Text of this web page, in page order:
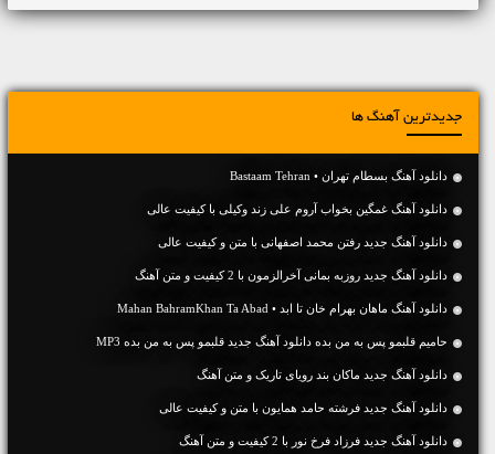
جدیدترین آهنگ ها
دانلود آهنگ بسطام تهران • Bastaam Tehran
دانلود آهنگ غمگین بخواب آروم علی زند وکیلی با کیفیت عالی
دانلود آهنگ جديد رفتن محمد اصفهانی با متن و کیفیت عالی
دانلود آهنگ جديد روزبه بمانی آخرالزمون با 2 کیفیت و متن آهنگ
دانلود آهنگ ماهان بهرام خان تا ابد • Mahan BahramKhan Ta Abad
حامیم قلبمو پس به من بده دانلود آهنگ جدید قلبمو پس به من بده MP3
دانلود آهنگ جديد ماکان بند رویای تاریک و متن آهنگ
دانلود آهنگ جديد فرشته حامد همایون با متن و کیفیت عالی
دانلود آهنگ جديد فرزاد فرخ نور با 2 کیفیت و متن آهنگ